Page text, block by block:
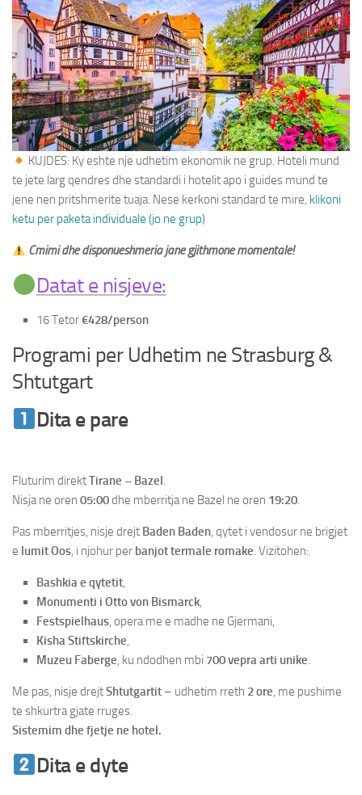
Paketa Individuale
KUJDES: Ky eshte nje udhetim ekonomik ne grup. Hoteli mund
te jete larg qendres dhe standardi i hotelit apo i guides mund te
jene nen pritshmerite tuaja. Nese kerkoni standard te mire, klikoni
ketu per paketa individuale (jo ne grup)
Cmimi dhe disponueshmeria jane gjithmone momentale!
Datat e nisjeve:
16 Tetor€428/person
Programi per Udhetim ne Strasburg &
Shtutgart
Dita e pare
Fluturim direktTirane – Bazel.
Nisja ne oren 05:00dhe mberritja ne Bazel ne oren 19:20.
Pas mberritjes, nisje drejt Baden Baden, qytet i vendosur ne brigjet
e lumit Oos, i njohur per banjot termale romake. Vizitohen:
Bashkia e qytetit,
Monumenti i Otto von Bismarck,
Festspielhaus, opera me e madhe ne Gjermani,
Kisha Stiftskirche,
Muzeu Faberge, ku ndodhen mbi 700 vepra arti unike.
Me pas, nisje drejtShtutgartit – udhetim rreth 2 ore, me pushime
te shkurtra gjate rruges.
Sistemim dhe fjetje ne hotel.
Dita e dyte